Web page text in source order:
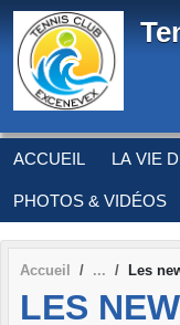
ACCUEIL LA VIE
PHOTOS & VIDÉOS
Accueil Les
LES
Panneau de gestion